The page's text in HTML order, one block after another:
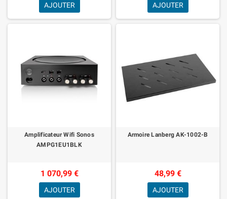
AJOUTER AJOUTER
Amplificateur Wifi Sonos
AMPG1EU1BLK
1 070,99 €
AJOUTER
Armoire Lanberg AK-1002-B
48,99 €
AJOUTER